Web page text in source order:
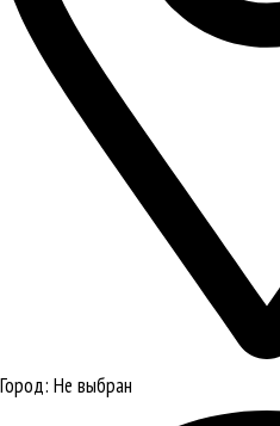
Город: Не выбран